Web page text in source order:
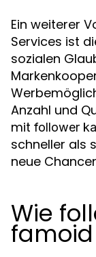
Ein weiterer
Services ist
sozialen
Anzahl und
mit follower
schneller als
neue
Wie